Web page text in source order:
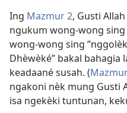
Ing Mazmur 2, Gusti
ngukum wong-wong
wong-wong sing
Dhèwèké” bakal bahagia
keadaané susah. (
ngakoni nèk mung Gusti
isa ngekèki tuntunan,